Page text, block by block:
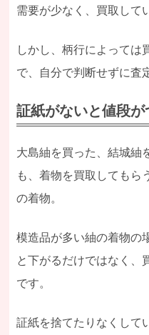
需要が少なく、買取して
しかし、柄行によっては
で、自分で判断せずに査
証紙がないと値段
大島紬を買った、結城紬
も、着物を買取してもら
の着物。
模造品が多い紬の着物の
と下がるだけではなく、
です。
証紙を捨てたりなくして